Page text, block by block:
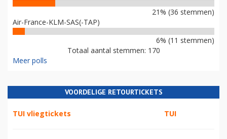
21% (36 stemmen)
Air-France-KLM-SAS(-TAP)
6% (11 stemmen)
Totaal aantal stemmen: 170
Meer polls
VOORDELIGE RETOURTICKETS
TUI vliegtickets TUI